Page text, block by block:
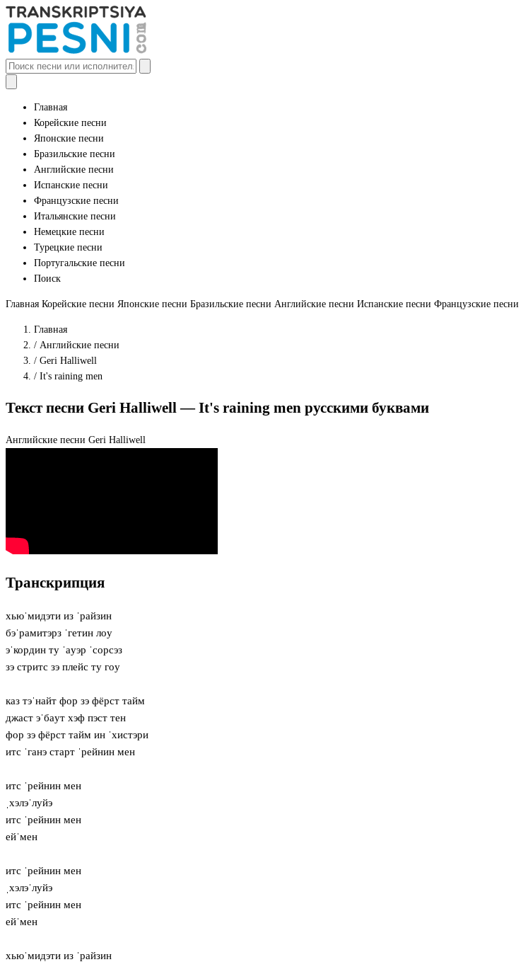
Главная
Корейские песни
Японские песни
Бразильские песни
Английские песни
Испанские песни
Французские песни
Итальянские песни
Немецкие песни
Турецкие песни
Португальские песни
Поиск
Главная Корейские песни Японские песни Бразильские песни Английские песни Испанские песни Французские песни
Главная
/ Английские песни
/ Geri Halliwell
/ It's raining men
Текст песни Geri Halliwell — It's raining men русскими буквами
Английские песни Geri Halliwell
Транскрипция
хьюˈмидэти из ˈрайзин
бэˈрамитэрз ˈгетин лoу
эˈкордин ту ˈaуэр ˈсорсэз
зэ стритс зэ плейс ту гoу
каз тэˈнайт фор зэ фёрст тайм
джаст эˈбaут хэф пэст тен
фор зэ фёрст тайм ин ˈхистэри
итс ˈганэ старт ˈрейнин мен
итс ˈрейнин мен
ˌхэлэˈлуйэ
итс ˈрейнин мен
ейˈмен
итс ˈрейнин мен
ˌхэлэˈлуйэ
итс ˈрейнин мен
ейˈмен
хьюˈмидэти из ˈрайзин